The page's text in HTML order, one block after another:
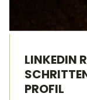
LINKEDIN
PROFIL